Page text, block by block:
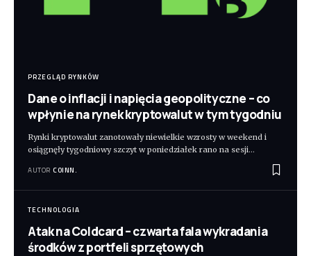
PRZEGLĄD RYNKÓW
Dane o inflacji i napięcia geopolityczne – co
wpłynie na rynek kryptowalut w tym tygodniu
Rynki kryptowalut zanotowały niewielkie wzrosty w weekend i
osiągnęły tygodniowy szczyt w poniedziałek rano na sesji…
AUTOR COINN.
TECHNOLOGIA
Atak na Coldcard – czwarta fala wykradania
środków z portfeli sprzętowych